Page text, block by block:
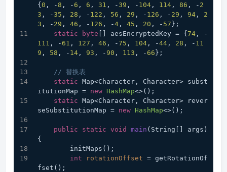
{0 , - 8 , -6 , 6 , 31 , - 39 , - 104 , 114 , 86 , - 2
3 , - 35 , 28 , - 122 , 56 , 29 , - 126 , - 29 , 94 , 2
3 , - 29 , 46 , - 126 , -4 , 45 , 20 , - 57};
static
byte [] aesEncryptedKey = {74 , -
111 , -61 , 127 , 46 , - 75 , 104 , -44 , 28 , - 11
9 , 58 , - 14 , 93 , - 90 , 113 , -66};
// 替换表
static Map<Character, Character> subst
itutionMap = new HashMap<>();
static Map<Character, Character> rever
seSubstitutionMap = new HashMap<>();
public static void main (String[] args)
{
        initMaps();
int
rotationOffset = getRotationOf
fset();